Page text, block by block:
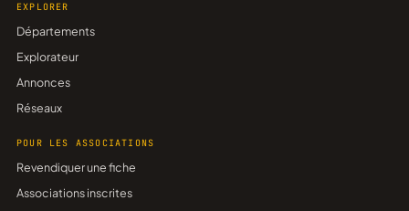
EXPLORER
Départements
Explorateur
Annonces
Réseaux
POUR LES ASSOCIATIONS
Revendiquer une fiche
Associations inscrites